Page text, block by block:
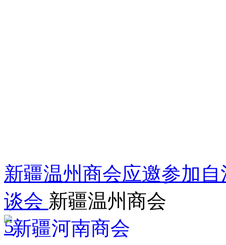
新疆温州商会应邀参加
谈会 新疆温州商会
5